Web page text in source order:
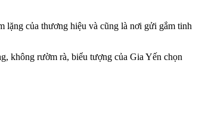
lặng của thương hiệu và cũng là nơi gửi gắm tinh
không rườm rà, biểu tượng của Gia Yến chọn